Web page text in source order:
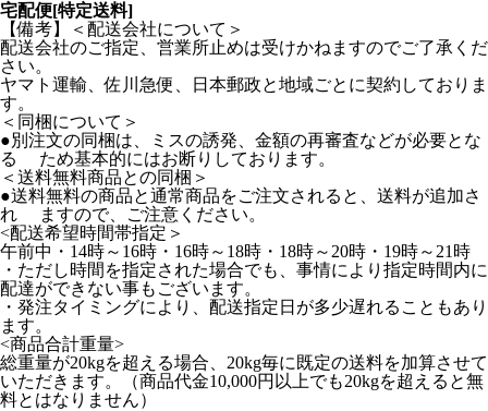
宅配便[特定送料]
【備考】＜配送会社について＞
配送会社のご指定、営業所止めは受けかねますのでご了承くだ
さい。
ヤマト運輸、佐川急便、日本郵政と地域ごとに契約しておりま
す。
＜同梱について＞
●別注文の同梱は、ミスの誘発、金額の再審査などが必要とな
る ため基本的にはお断りしております。
＜送料無料商品との同梱＞
●送料無料の商品と通常商品をご注文されると、送料が追加さ
れ ますので、ご注意ください。
<配送希望時間帯指定＞
午前中・14時～16時・16時～18時・18時～20時・19時～21時
・ただし時間を指定された場合でも、事情により指定時間内に
配達ができない事もございます。
・発注タイミングにより、配送指定日が多少遅れることもあり
ます。
<商品合計重量>
総重量が20kgを超える場合、20kg毎に既定の送料を加算させて
いただきます。（商品代金10,000円以上でも20kgを超えると無
料とはなりません）